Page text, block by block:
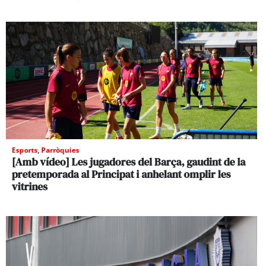
Esports, Parròquies
[Amb vídeo] Les jugadores del Barça, gaudint de la
pretemporada al Principat i anhelant omplir les
vitrines